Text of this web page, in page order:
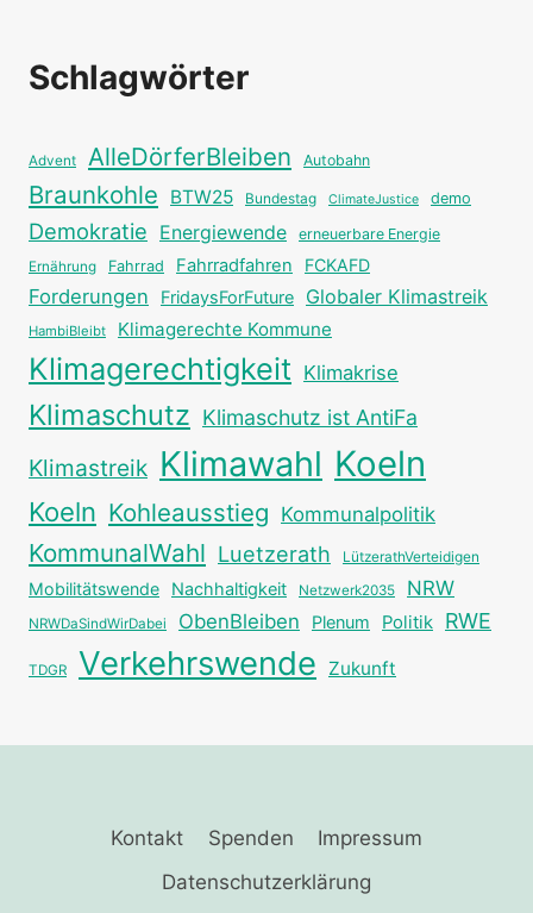
Schlagwörter
Advent AlleDörferBleiben Autobahn
Braunkohle BTW25 Bundestag ClimateJustice demo
Demokratie Energiewende erneuerbare Energie
Ernährung Fahrrad Fahrradfahren FCKAFD
Forderungen FridaysForFuture Globaler Klimastreik
HambiBleibt Klimagerechte Kommune
Klimagerechtigkeit Klimakrise
Klimaschutz Klimaschutz ist AntiFa
Klimastreik Klimawahl Koeln
Koeln Kohleausstieg Kommunalpolitik
KommunalWahl Luetzerath LützerathVerteidigen
Mobilitätswende Nachhaltigkeit Netzwerk2035 NRW
NRWDaSindWirDabei ObenBleiben Plenum Politik RWE
TDGR Verkehrswende Zukunft
Kontakt Spenden
Impressum
Datenschutzerklärung